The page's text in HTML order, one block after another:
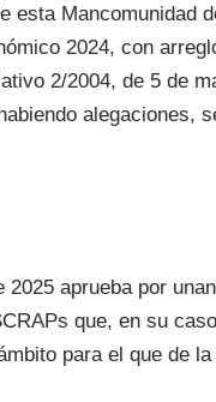
Mancomunidad
2024, con
2/2004, de 5 de
alegaciones,
aprueba por
que, en su
para el que de